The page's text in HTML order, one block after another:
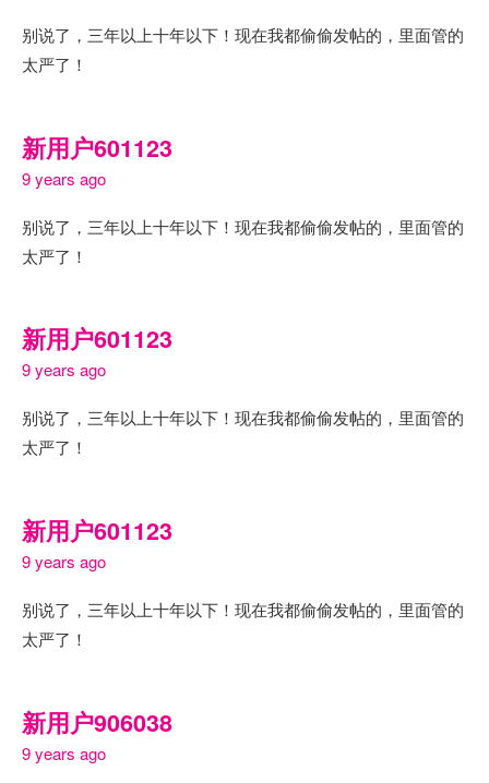
别说了，三年以上十年以下！现在我都偷偷发帖的，里面管的
太严了！
新用户601123
9 years ago
别说了，三年以上十年以下！现在我都偷偷发帖的，里面管的
太严了！
新用户601123
9 years ago
别说了，三年以上十年以下！现在我都偷偷发帖的，里面管的
太严了！
新用户601123
9 years ago
别说了，三年以上十年以下！现在我都偷偷发帖的，里面管的
太严了！
新用户906038
9 years ago